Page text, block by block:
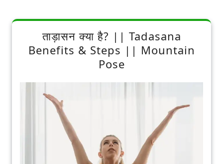
ताड़ासन क्या है? || Tadasana
Benefits & Steps || Mountain
Pose